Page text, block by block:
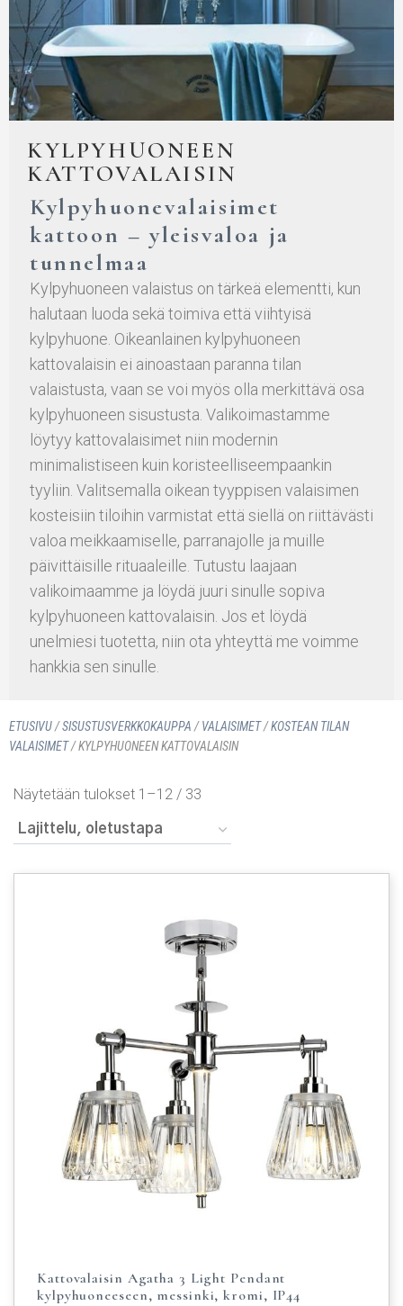
KYLPYHUONEEN
KATTOVALAISIN
Kylpyhuonevalaisimet
kattoon – yleisvaloa ja
tunnelmaa
Kylpyhuoneen valaistus on tärkeä elementti, kun
halutaan luoda sekä toimiva että viihtyisä
kylpyhuone. Oikeanlainen kylpyhuoneen
kattovalaisin ei ainoastaan paranna tilan
valaistusta, vaan se voi myös olla merkittävä osa
kylpyhuoneen sisustusta. Valikoimastamme
löytyy kattovalaisimet niin modernin
minimalistiseen kuin koristeelliseempaankin
tyyliin. Valitsemalla oikean tyyppisen valaisimen
kosteisiin tiloihin varmistat että siellä on riittävästi
valoa meikkaamiselle, parranajolle ja muille
päivittäisille rituaaleille. Tutustu laajaan
valikoimaamme ja löydä juuri sinulle sopiva
kylpyhuoneen kattovalaisin. Jos et löydä
unelmiesi tuotetta, niin ota yhteyttä me voimme
hankkia sen sinulle.
ETUSIVU/SISUSTUS­VERKKOKAUPPA /VALAISIMET/KOSTEAN TILAN
VALAISIMET/ KYLPYHUONEEN KATTOVALAISIN
Näytetään tulokset 1–12 / 33
Kattovalaisin Agatha 3 Light Pendant
kylpyhuoneeseen, messinki, kromi, IP44